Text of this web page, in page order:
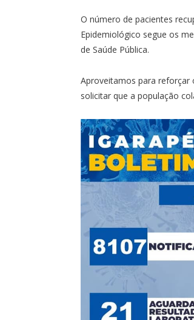
O número de pacientes
Epidemiológico segue os
de Saúde Pública.
Aproveitamos para reforçar
solicitar que a população